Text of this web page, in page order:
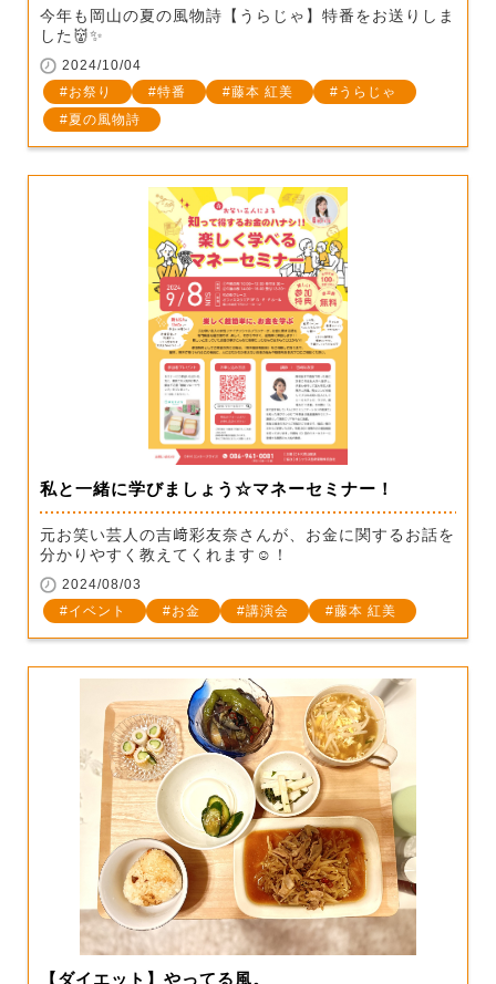
今年も岡山の夏の風物詩【うらじゃ】特番をお送りしま
した👹✨
2024/10/04
お祭り
特番 藤本 紅美
うらじゃ
夏の風物詩
私と一緒に学びましょう☆マネーセミナー！
元お笑い芸人の吉﨑彩友奈さんが、お金に関するお話を
分かりやすく教えてくれます☺！
2024/08/03
イベント
お金 講演会 藤本 紅美
【ダイエット】やってる風。